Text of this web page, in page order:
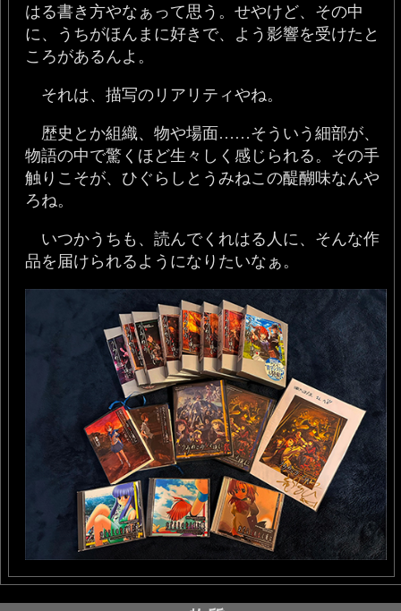
はる書き方やなぁって思う。せやけど、その中
に、うちがほんまに好きで、よう影響を受けたと
ころがあるんよ。
それは、描写のリアリティやね。
歴史とか組織、物や場面……そういう細部が、
物語の中で驚くほど生々しく感じられる。その手
触りこそが、ひぐらしとうみねこの醍醐味なんや
ろね。
いつかうちも、読んでくれはる人に、そんな作
品を届けられるようになりたいなぁ。